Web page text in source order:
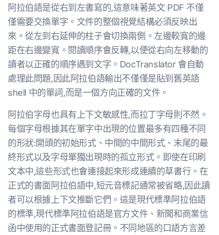
阿拉伯語是從右到左書寫的,這意味著英文 PDF 不僅
僅需要交換單字。文件的整個視覺結構必須反映出
來。從左到右延伸的柱子會切換兩側。左邊較寬的邊
距在右邊變寬。閱讀順序會反轉,以便從右向左移動的
讀者以正確的順序遇到文字。DocTranslator 會自動
處理此問題,因此阿拉伯語輸出不僅僅是貼到舊英語
shell 中的單詞,而是一個方向正確的文件。
阿拉伯字母也具有上下文敏感性,而拉丁字母則不然。
每個字母根據其在單字中出現的位置最多有四種不同
的形狀:開頭的初始形式、中間的中間形式、末尾的最
終形式以及字母單獨出現時的孤立形式。即使在印刷
文本中,這些形式也會連接起來形成連續的草書行。在
正式的書面阿拉伯語中,短元音標記通常被省略,因此讀
者可以根據上下文推斷它們。這是現代標準阿拉伯語
的標準,現代標準阿拉伯語是官方文件、新聞和商業信
函中使用的正式書面登記冊。不同地區的口語方言差